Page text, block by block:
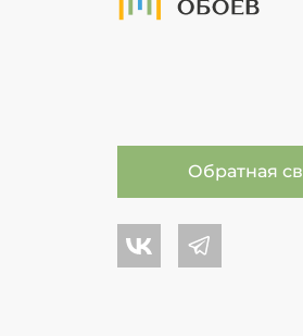
Обратная
Центр обоев во
Центр обоев